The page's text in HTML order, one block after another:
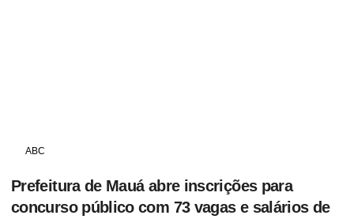
ABC
Prefeitura de Mauá abre inscrições para
concurso público com 73 vagas e salários de